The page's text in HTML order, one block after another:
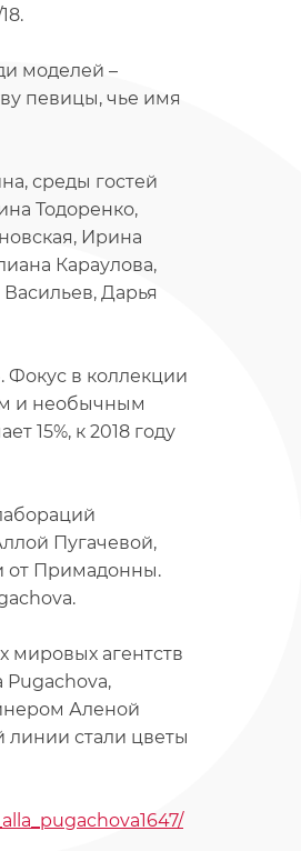
моделей –
певицы, чье имя
среды гостей
Тодоренко,
Ирина
Караулова,
Дарья
Фокус в коллекции
и необычным
15%, к 2018 году
Пугачевой,
от Примадонны.
мировых агентств
Аленой
линии стали цветы